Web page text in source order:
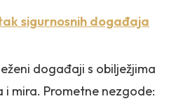
sigurnosnih događaja
događaji s obilježjima
mira. Prometne nezgode: